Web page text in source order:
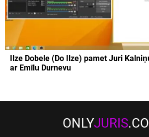
Ilze Dobele (Do Ilze) pamet Juri
ar Emīlu Durnevu
ONLYJURIS